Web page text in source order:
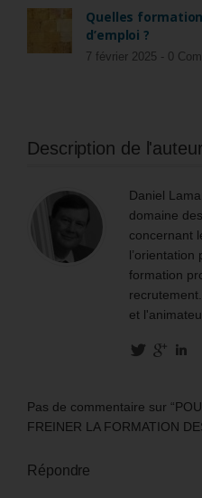
Quelles
d’emploi ?
7 février 2025 - 0
Description de l'auteur
Daniel
domaine
concernant
l’orientation
formation
et
Pas de commentaire sur
FREINER LA FORMATION
Répondre